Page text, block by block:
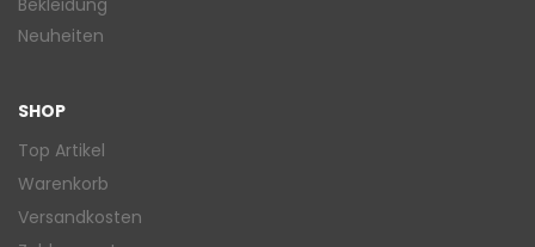
Neuheiten
SHOP
Top Artikel
Warenkorb
Versandkosten